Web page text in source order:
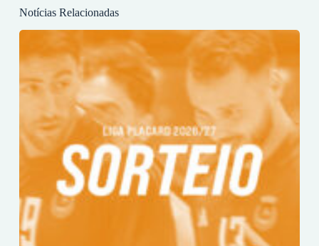
Notícias Relacionadas